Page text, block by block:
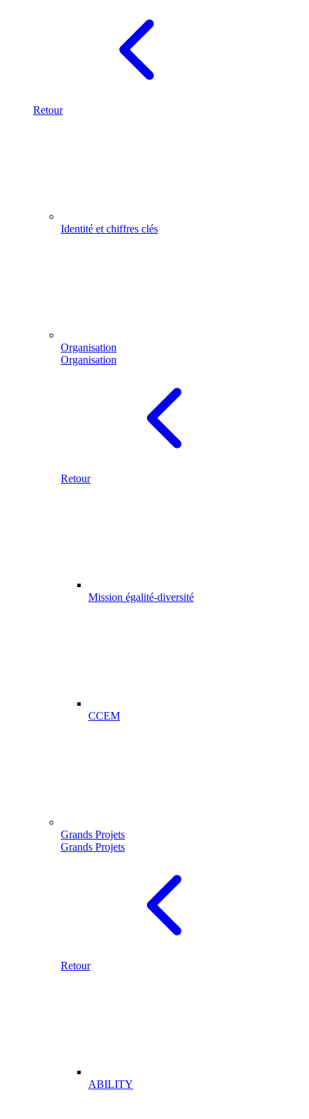
Retour
Identité et chiffres clés
Organisation
Organisation
Retour
Mission égalité-diversité
CCEM
Grands Projets
Grands Projets
Retour
ABILITY